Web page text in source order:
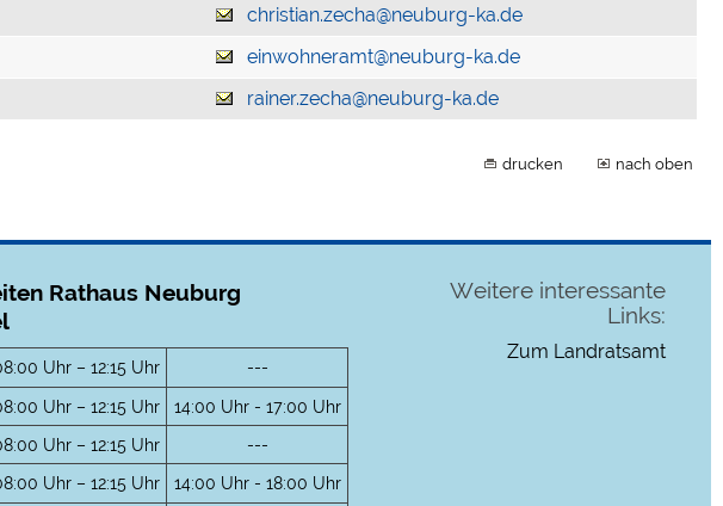
christian.zecha@neuburg-ka.de
einwohneramt@neuburg-ka.de
rainer.zecha@neuburg-ka.de
drucken nach oben
Rathaus Neuburg
Uhr – 12:15 Uhr
---
Uhr – 12:15 Uhr
14:00 Uhr - 17:00 Uhr
Uhr – 12:15 Uhr
---
Uhr – 12:15 Uhr 14:00 Uhr - 18:00 Uhr
Weitere interessante
Links:
Zum Landratsamt